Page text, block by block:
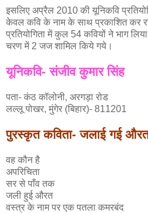
इसलिए अप्रैल 2010 की यूनिकवि
केवल कवि के नाम के साथ प्रकाशित कर
प्रतियोगिता में कुल 54 कवियों ने भाग
चरण में 2 जज शामिल किये गये।
यूनिकवि- संजीव कुमार सिंह
पता- कंठ कॉलोनी, अरगड़ा रोड
लल्लू पोखर, मुंगेर (बिहार)- 811201
पुरस्कृत कविता- जलाई गई
वह कौन है
अपरिचिता
सर से पाँव तक
जली हुई औरत
वस्त्र के नाम पर एक पतला कमरबंद